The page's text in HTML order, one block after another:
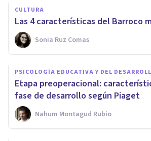
CULTURA
Las 4 características del Barroco
Sonia Ruz Comas
PSICOLOGÍA EDUCATIVA Y DEL
Etapa preoperacional:
fase de desarrollo según Piaget
Nahum Montagud Rubio